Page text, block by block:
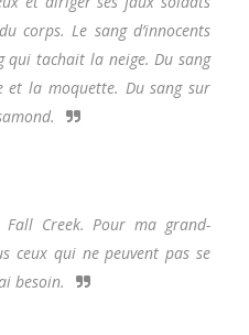
corps. Le sang d’innocents
qui tachait la neige. Du sang
et la moquette. Du sang sur
Creek. Pour ma grand-
ceux qui ne peuvent pas se
besoin.